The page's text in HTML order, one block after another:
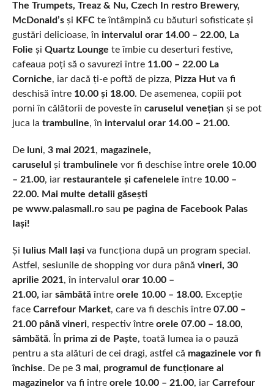
The Trumpets, Treaz & Nu, Czech In restro Brewery,
McDonald’s și KFC te întâmpină cu băuturi sofisticate și
gustări delicioase, în intervalul orar 14.00 – 22.00, La
Folie și Quartz Lounge te îmbie cu deserturi festive,
cafeaua poți să o savurezi între 11.00 – 22.00 La
Corniche, iar dacă ți-e poftă de pizza, Pizza Hutva fi
deschisă între 10.00 și 18.00. De asemenea, copiii pot
porni în călătorii de poveste în caruselul venețianși se pot
juca la trambuline, în intervalul orar 14.00 – 21.00.
De luni, 3 mai 2021, magazinele,
caruselul și trambulinele vor fi deschise între orele 10.00
– 21.00, iar restaurantele și cafeneleleîntre10.00 –
22.00. Mai multe detalii găsești
pe www.palasmall.ro sau pe pagina de Facebook Palas
Iași!
Și Iulius Mall Iașiva funcționa după un program special.
Astfel, sesiunile de shopping vor dura până vineri, 30
aprilie 2021, în intervalul orar 10.00 –
21.00, iar sâmbătăîntre orele 10.00 – 18.00. Excepție
face Carrefour Market, care va fi deschis între07.00 –
21.00 până vineri, respectiv între orele 07.00 – 18.00,
sâmbătă. În prima zi de Paște, toată lumea ia o pauză
pentru a sta alături de cei dragi, astfel că magazinele vor fi
închise. De pe 3 mai, programul de funcționare al
magazinelorva fi între orele 10.00 – 21.00, iar Carrefour